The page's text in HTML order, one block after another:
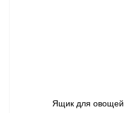
Ящик для овощей